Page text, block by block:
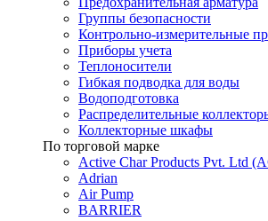
Группы безопасности
Контрольно-измерительные
Приборы учета
Теплоносители
Гибкая подводка для воды
Водоподготовка
Распределительные
Коллекторные шкафы
По торговой марке
Active Char Products Pvt. Ltd
Adrian
Air Pump
BARRIER